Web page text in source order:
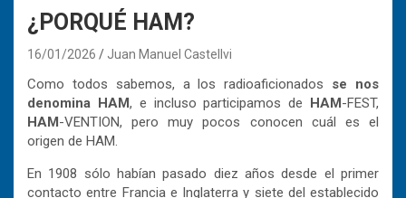
¿PORQUÉ HAM?
16/01/2026 Juan Manuel Castellvi
Como todos sabemos, a los radioaficionados se nos
denomina HAM, e incluso participamos de HAM-FEST,
HAM-VENTION, pero muy pocos conocen cuál es el
origen de HAM.
En 1908 sólo habían pasado diez años desde el primer
contacto entre Francia e Inglaterra y siete del establecido